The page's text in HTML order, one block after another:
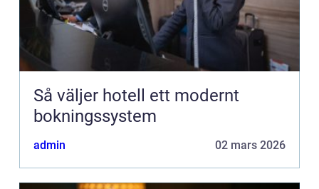
Så väljer hotell ett modernt
bokningssystem
admin 02 mars 2026